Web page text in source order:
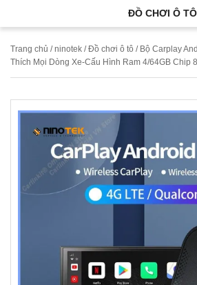
ĐỒ CHƠI Ô TÔ
Trang chủ /ninotek /Đồ chơi ô tô / Bộ Carplay
Thích Mọi Dòng Xe-Cấu Hình Ram 4/64GB Chip